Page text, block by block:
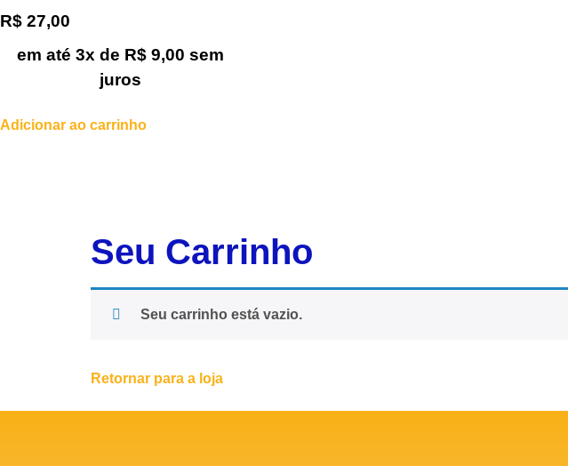
R$ 27,00
em até 3x de R$9,00 sem
juros
Adicionar ao carrinho
Seu Carrinho
Seu carrinho está vazio.
Retornar para a loja